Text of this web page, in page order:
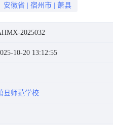
安徽省 宿州市 萧县
2025032
10-20 13:12:55
县师范学校